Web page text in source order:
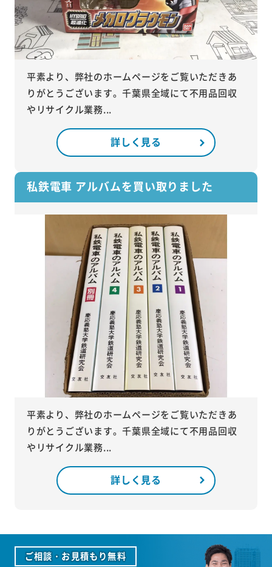
平素より、弊社のホームページをご覧いただきあ
りがとうございます。千葉県全域にて不用品回収
やリサイクル業務...
詳しく見る
私鉄電車 アルバムを買い取りました
平素より、弊社のホームページをご覧いただきあ
りがとうございます。千葉県全域にて不用品回収
やリサイクル業務...
詳しく見る
ご相談・お見積もり無料